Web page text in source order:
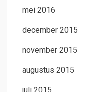
mei 2016
december 2015
november 2015
augustus 2015